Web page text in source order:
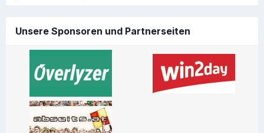
Unsere Sponsoren und Partnerseiten